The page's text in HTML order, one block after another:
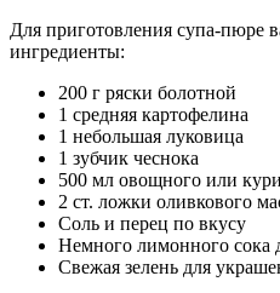
Для приготовления супа-пюре
ингредиенты:
200 г ряски болотной
1 средняя картофелина
1 небольшая луковица
1 зубчик чеснока
500 мл овощного или
2 ст. ложки оливкового
Соль и перец по вкусу
Немного лимонного сока
Свежая зелень для